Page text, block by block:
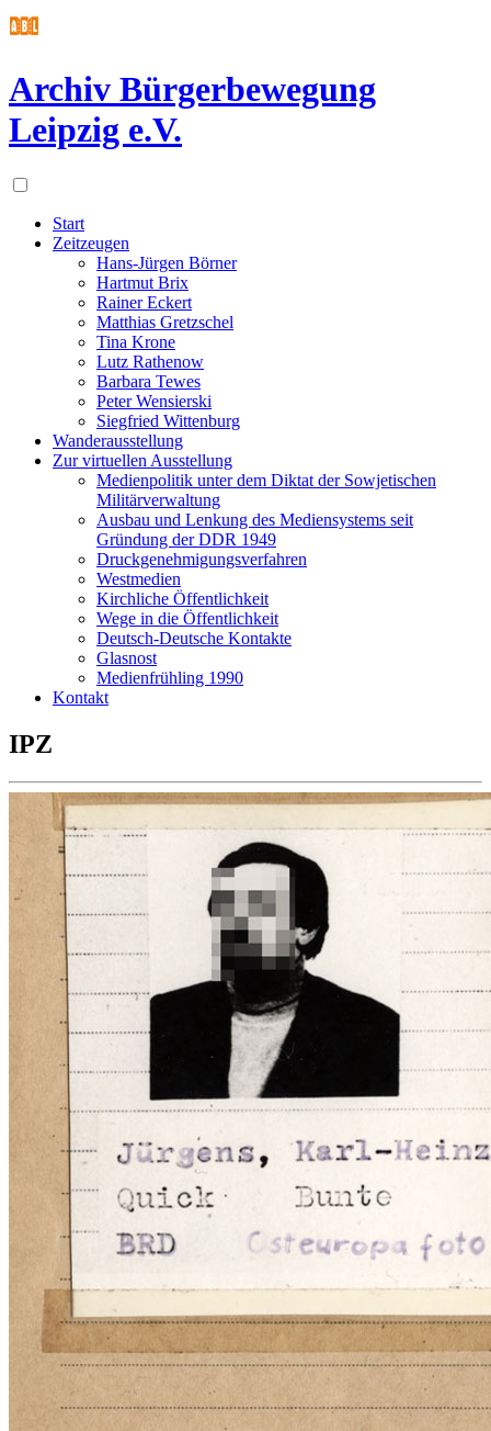
Archiv Bürgerbewegung
Leipzig e.V.
Start
Zeitzeugen
Hans-Jürgen Börner
Hartmut Brix
Rainer Eckert
Matthias Gretzschel
Tina Krone
Lutz Rathenow
Barbara Tewes
Peter Wensierski
Siegfried Wittenburg
Wanderausstellung
Zur virtuellen Ausstellung
Medienpolitik unter dem Diktat der Sowjetischen
Militärverwaltung
Ausbau und Lenkung des Mediensystems seit
Gründung der DDR 1949
Druckgenehmigungsverfahren
Westmedien
Kirchliche Öffentlichkeit
Wege in die Öffentlichkeit
Deutsch-Deutsche Kontakte
Glasnost
Medienfrühling 1990
Kontakt
IPZ